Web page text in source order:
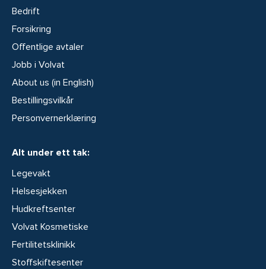
Bedrift
Forsikring
Offentlige avtaler
Jobb i Volvat
About us (in English)
Bestillingsvilkår
Personvernerklæring
Alt under ett tak:
Legevakt
Helsesjekken
Hudkreftsenter
Volvat Kosmetiske
Fertilitetsklinikk
Stoffskiftesenter